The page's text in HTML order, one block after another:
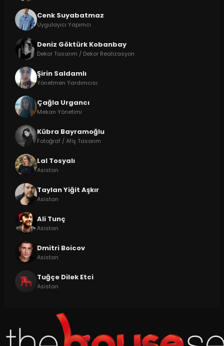
Cenk Suyabatmaz
Uygulayıcı Yapımcı
Deniz Göktürk Kobanbay
Dekor Tasarım / Dekor Realizasyon
Şirin Saldamlı
Yönetmen Yardımcısı
Çağla Urgancı
Mekan Yönetimi
Kübra Bayramoğlu
Fotoğraf / Afiş Tasarım
Lal Tosyalı
Asistan
Taylan Yiğit Aşkır
Asistan
Ali Tunç
Asistan
Dmitri Boicov
Asistan
Tuğçe Dilek Etci
Asistan